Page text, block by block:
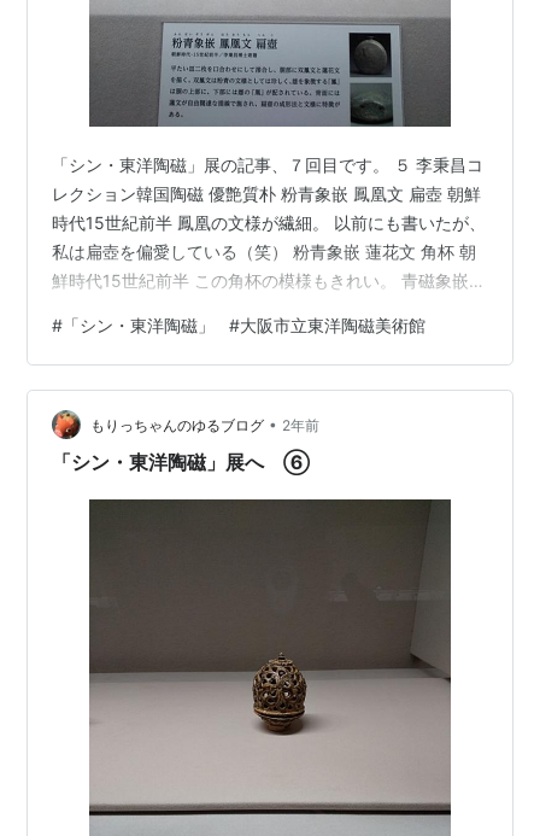
「シン・東洋陶磁」展の記事、７回目です。 ５ 李秉昌コ
レクション韓国陶磁 優艶質朴 粉青象嵌 鳳凰文 扁壺 朝鮮
時代15世紀前半 鳳凰の文様が繊細。 以前にも書いたが、
私は扁壺を偏愛している（笑） 粉青象嵌 蓮花文 角杯 朝
鮮時代15世紀前半 この角杯の模様もきれい。 青磁象嵌
細かい。 青磁象嵌 菊花文 盒（ごう） 高麗時代 12世紀後
半ー13世紀前半 盒：ふたつきの器 青磁白堆鉄絵 菊花文
盒 高麗時代13世紀前半 白堆（はくつい）：青磁の釉下に
白泥で文様を施す技法 鉄絵：鉄分を含む顔料を用い、筆
で文様を描く技法 これは象嵌では描い…
# 「シン・東洋陶磁」 #大阪市立東洋陶磁美術館
もりっちゃんのゆるブログ • 2年前
「シン・東洋陶磁」展へ ⑥